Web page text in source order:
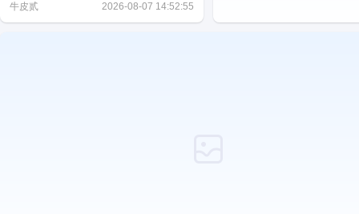
牛皮贰 2026-08-07 14:52:55